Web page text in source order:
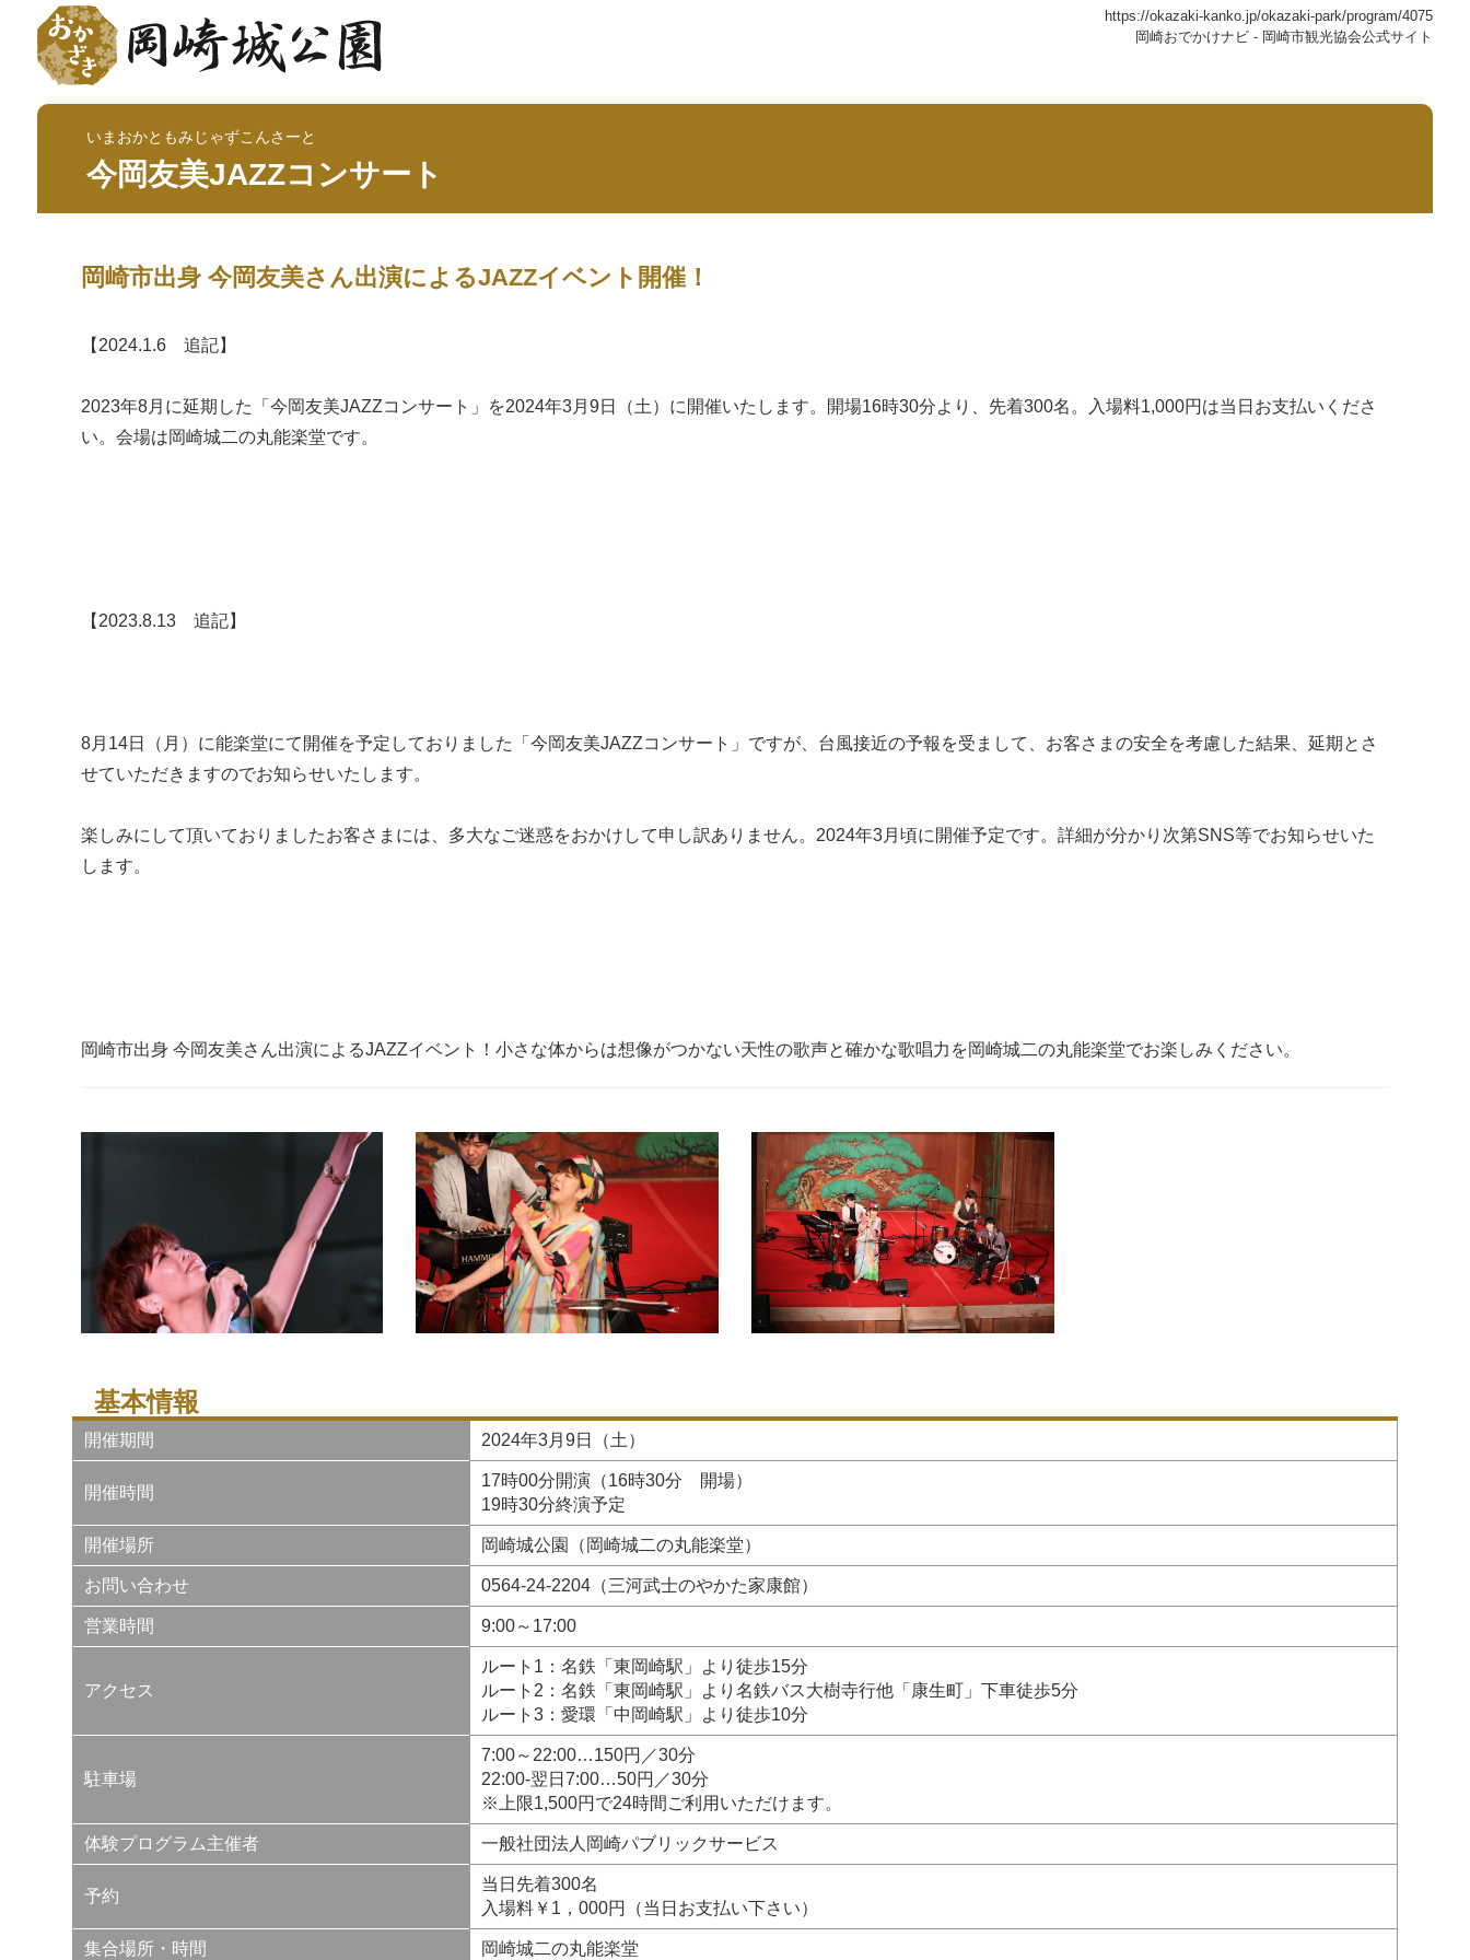
https://okazaki-kanko.jp/okazaki-park/program/4075
岡崎おでかけナビ - 岡崎市観光協会公式サイト
いまおかともみじゃずこんさーと
今岡友美JAZZコンサート
岡崎市出身 今岡友美さん出演によるJAZZイベント開催！
【2024.1.6 追記】
2023年8月に延期した「今岡友美JAZZコンサート」を2024年3月9日（土）に開催いたします。開場16時30分より、先着300名。入場料1,000円は当日お支払いくださ
い。会場は岡崎城二の丸能楽堂です。
【2023.8.13 追記】
8月14日（月）に能楽堂にて開催を予定しておりました「今岡友美JAZZコンサート」ですが、台風接近の予報を受まして、お客さまの安全を考慮した結果、延期とさ
せていただきますのでお知らせいたします。
楽しみにして頂いておりましたお客さまには、多大なご迷惑をおかけして申し訳ありません。2024年3月頃に開催予定です。詳細が分かり次第SNS等でお知らせいた
します。
岡崎市出身 今岡友美さん出演によるJAZZイベント！小さな体からは想像がつかない天性の歌声と確かな歌唱力を岡崎城二の丸能楽堂でお楽しみください。
基本情報
開催期間 2024年3月9日（土）
開催時間
17時00分開演（16時30分 開場）
19時30分終演予定
開催場所 岡崎城公園（岡崎城二の丸能楽堂）
お問い合わせ 0564-24-2204（三河武士のやかた家康館）
営業時間 9:00～17:00
アクセス
ルート1：名鉄「東岡崎駅」より徒歩15分
ルート2：名鉄「東岡崎駅」より名鉄バス大樹寺行他「康生町」下車徒歩5分
ルート3：愛環「中岡崎駅」より徒歩10分
駐車場
7:00～22:00…150円／30分
22:00-翌日7:00…50円／30分
※上限1,500円で24時間ご利用いただけます。
体験プログラム主催者 一般社団法人岡崎パブリックサービス
予約
当日先着300名
入場料￥1，000円（当日お支払い下さい）
集合場所・時間 岡崎城二の丸能楽堂